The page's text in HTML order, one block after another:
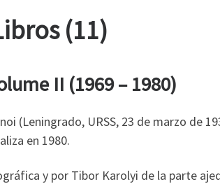
(11)
II (1969 – 1980)
(Leningrado, URSS, 23 de marzo de
en 1980.
y por Tibor Karolyi de la parte